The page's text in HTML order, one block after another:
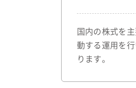
国内の株式を
動する運用を
ります。